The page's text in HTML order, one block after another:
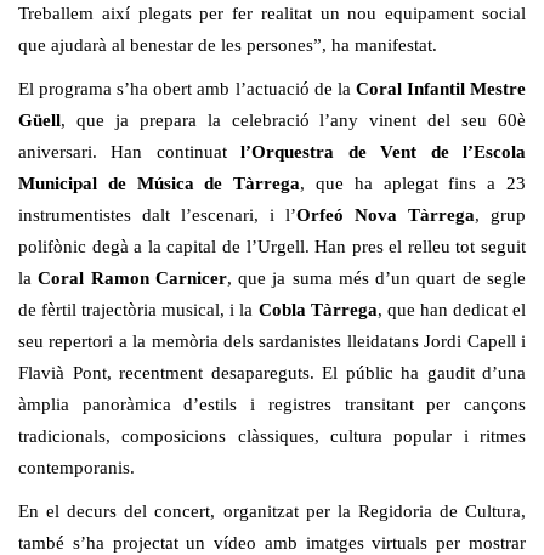
Treballem així plegats per fer realitat un nou equipament social
que ajudarà al benestar de les persones”, ha manifestat.
El programa s’ha obert amb l’actuació de la Coral Infantil Mestre
Güell, que ja prepara la celebració l’any vinent del seu 60è
aniversari. Han continuatl’Orquestra de Vent de l’Escola
Municipal de Música de Tàrrega, que ha aplegat fins a 23
instrumentistes dalt l’escenari, i l’Orfeó Nova Tàrrega, grup
polifònic degà a la capital de l’Urgell. Han pres el relleu tot seguit
laCoral Ramon Carnicer, que ja suma més d’un quart de segle
de fèrtil trajectòria musical, i la Cobla Tàrrega, que han dedicat el
seu repertori a la memòria dels sardanistes lleidatans Jordi Capell i
Flavià Pont, recentment desapareguts. El públic ha gaudit d’una
àmplia panoràmica d’estils i registres transitant per cançons
tradicionals, composicions clàssiques, cultura popular i ritmes
contemporanis.
En el decurs del concert, organitzat per la Regidoria de Cultura,
també s’ha projectat un vídeo amb imatges virtuals per mostrar